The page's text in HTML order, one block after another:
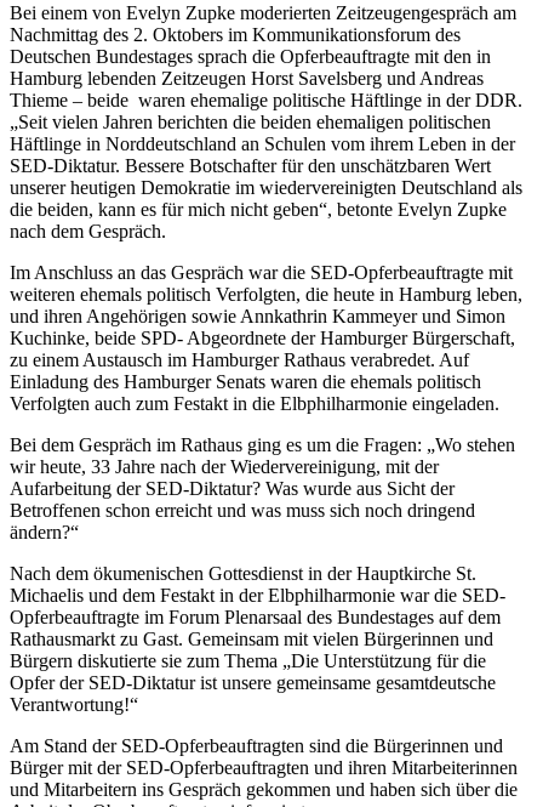
Bei einem von Evelyn Zupke moderierten Zeitzeugengespräch am
Nachmittag des 2. Oktobers im Kommunikationsforum des
Deutschen Bundestages sprach die Opferbeauftragte mit den in
Hamburg lebenden Zeitzeugen Horst Savelsberg und Andreas
Thieme – beide waren ehemalige politische Häftlinge in der DDR.
„Seit vielen Jahren berichten die beiden ehemaligen politischen
Häftlinge in Norddeutschland an Schulen vom ihrem Leben in der
SED-Diktatur. Bessere Botschafter für den unschätzbaren Wert
unserer heutigen Demokratie im wiedervereinigten Deutschland als
die beiden, kann es für mich nicht geben“, betonte Evelyn Zupke
nach dem Gespräch.
Im Anschluss an das Gespräch war die SED-Opferbeauftragte mit
weiteren ehemals politisch Verfolgten, die heute in Hamburg leben,
und ihren Angehörigen sowie Annkathrin Kammeyer und Simon
Kuchinke, beide SPD- Abgeordnete der Hamburger Bürgerschaft,
zu einem Austausch im Hamburger Rathaus verabredet. Auf
Einladung des Hamburger Senats waren die ehemals politisch
Verfolgten auch zum Festakt in die Elbphilharmonie eingeladen.
Bei dem Gespräch im Rathaus ging es um die Fragen: „Wo stehen
wir heute, 33 Jahre nach der Wiedervereinigung, mit der
Aufarbeitung der SED-Diktatur? Was wurde aus Sicht der
Betroffenen schon erreicht und was muss sich noch dringend
ändern?“
Nach dem ökumenischen Gottesdienst in der Hauptkirche St.
Michaelis und dem Festakt in der Elbphilharmonie war die SED-
Opferbeauftragte im Forum Plenarsaal des Bundestages auf dem
Rathausmarkt zu Gast. Gemeinsam mit vielen Bürgerinnen und
Bürgern diskutierte sie zum Thema „Die Unterstützung für die
Opfer der SED-Diktatur ist unsere gemeinsame gesamtdeutsche
Verantwortung!“
Am Stand der SED-Opferbeauftragten sind die Bürgerinnen und
Bürger mit der SED-Opferbeauftragten und ihren Mitarbeiterinnen
und Mitarbeitern ins Gespräch gekommen und haben sich über die